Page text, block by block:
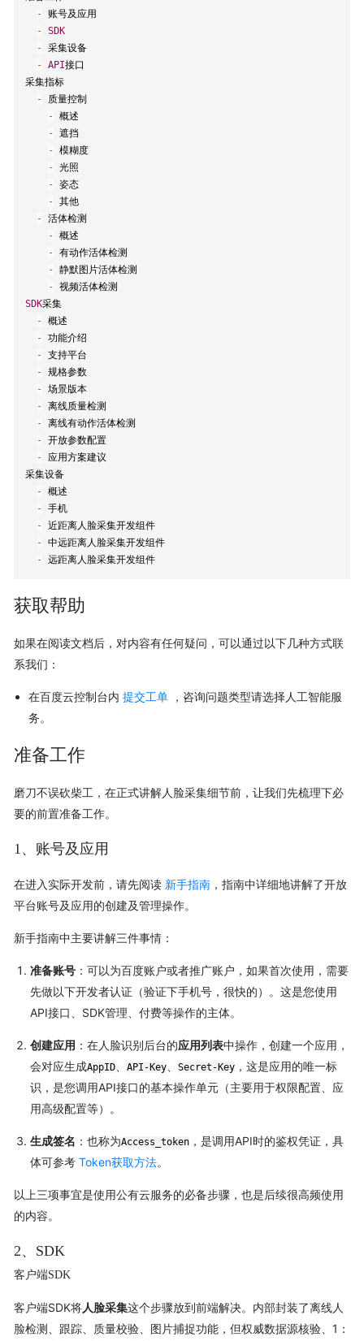
- 账号及应用
- SDK
- 采集设备
- API接口
采集指标
- 质量控制
- 概述
- 遮挡
- 模糊度
- 光照
- 姿态
- 其他
- 活体检测
- 概述
- 有动作活体检测
- 静默图片活体检测
-
SDK采集
- 概述
- 功能介绍
- 支持平台
- 规格参数
- 场景版本
- 离线质量检测
- 离线有动作活体检测
- 开放参数配置
- 应用方案建议
采集设备
- 概述
- 手机
- 近距离人脸采集开发组件
- 中远距离人脸采集开发组件
- 远距离人脸采集开发组件
获取帮助
如果在阅读文档后，对内容有任何疑问，可以通过以下几种方式联
系我们：
在百度云控制台内 提交工单，咨询问题类型请选择人工智能服
务。
准备工作
磨刀不误砍柴工，在正式讲解人脸采集细节前，让我们先梳理下必
要的前置准备工作。
1、账号及应用
在进入实际开发前，请先阅读 新手指南，指南中详细地讲解了开放
平台账号及应用的创建及管理操作。
新手指南中主要讲解三件事情：
准备账号：可以为百度账户或者推广账户，如果首次使用，需要
先做以下开发者认证（验证下手机号，很快的）。这是您使用
API接口、SDK管理、付费等操作的主体。
创建应用 ：在人脸识别后台的应用列表中操作，创建一个应用，
会对应生成AppID、 API-Key、 Secret-Key，这是应用的唯一标
识，是您调用API接口的基本操作单元（主要用于权限配置、应
用高级配置等）。
生成签名 ：也称为Access_token，是调用API时的鉴权凭证，具
体可参考 Token获取方法。
以上三项事宜是使用公有云服务的必备步骤，也是后续很高频使用
的内容。
2、SDK
客户端SDK
客户端SDK将人脸采集这个步骤放到前端解决。内部封装了离线人
脸检测、跟踪、质量校验、图片捕捉功能，但权威数据源核验、1：